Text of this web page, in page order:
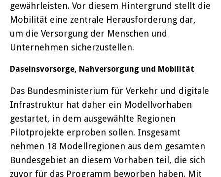
gewährleisten. Vor diesem Hintergrund stellt die
Mobilität eine zentrale Herausforderung dar,
um die Versorgung der Menschen und
Unternehmen sicherzustellen.
Daseinsvorsorge, Nahversorgung und Mobilität
Das Bundesministerium für Verkehr und digitale
Infrastruktur hat daher ein Modellvorhaben
gestartet, in dem ausgewählte Regionen
Pilotprojekte erproben sollen. Insgesamt
nehmen 18 Modellregionen aus dem gesamten
Bundesgebiet an diesem Vorhaben teil, die sich
zuvor für das Programm beworben haben. Mit